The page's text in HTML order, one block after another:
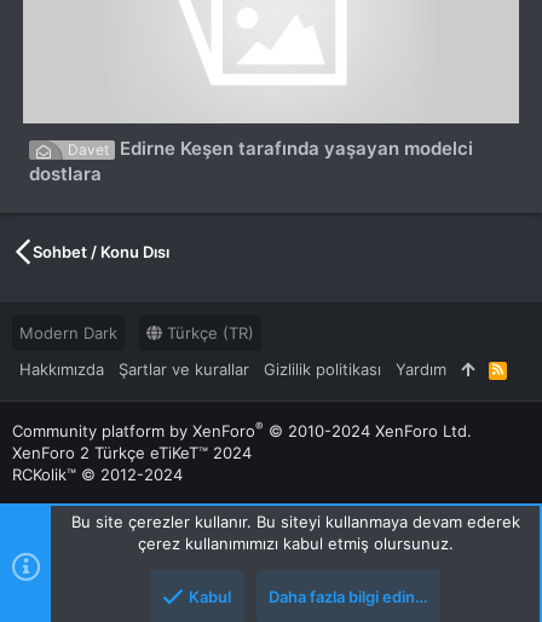
Davet
Edirne Keşen tarafında yaşayan modelci
dostlara
Sohbet / Konu Dısı
Modern Dark
Türkçe (TR)
Hakkımızda
Şartlar ve kurallar Gizlilik politikası Yardım
R
S
S
Community platform by XenForo® © 2010-2024 XenForo Ltd.
XenForo 2 Türkçe eTiKeT™ 2024
RCKolik™ © 2012-2024
Bu site çerezler kullanır. Bu siteyi kullanmaya devam ederek
çerez kullanımımızı kabul etmiş olursunuz.
Kabul Daha fazla bilgi edin…